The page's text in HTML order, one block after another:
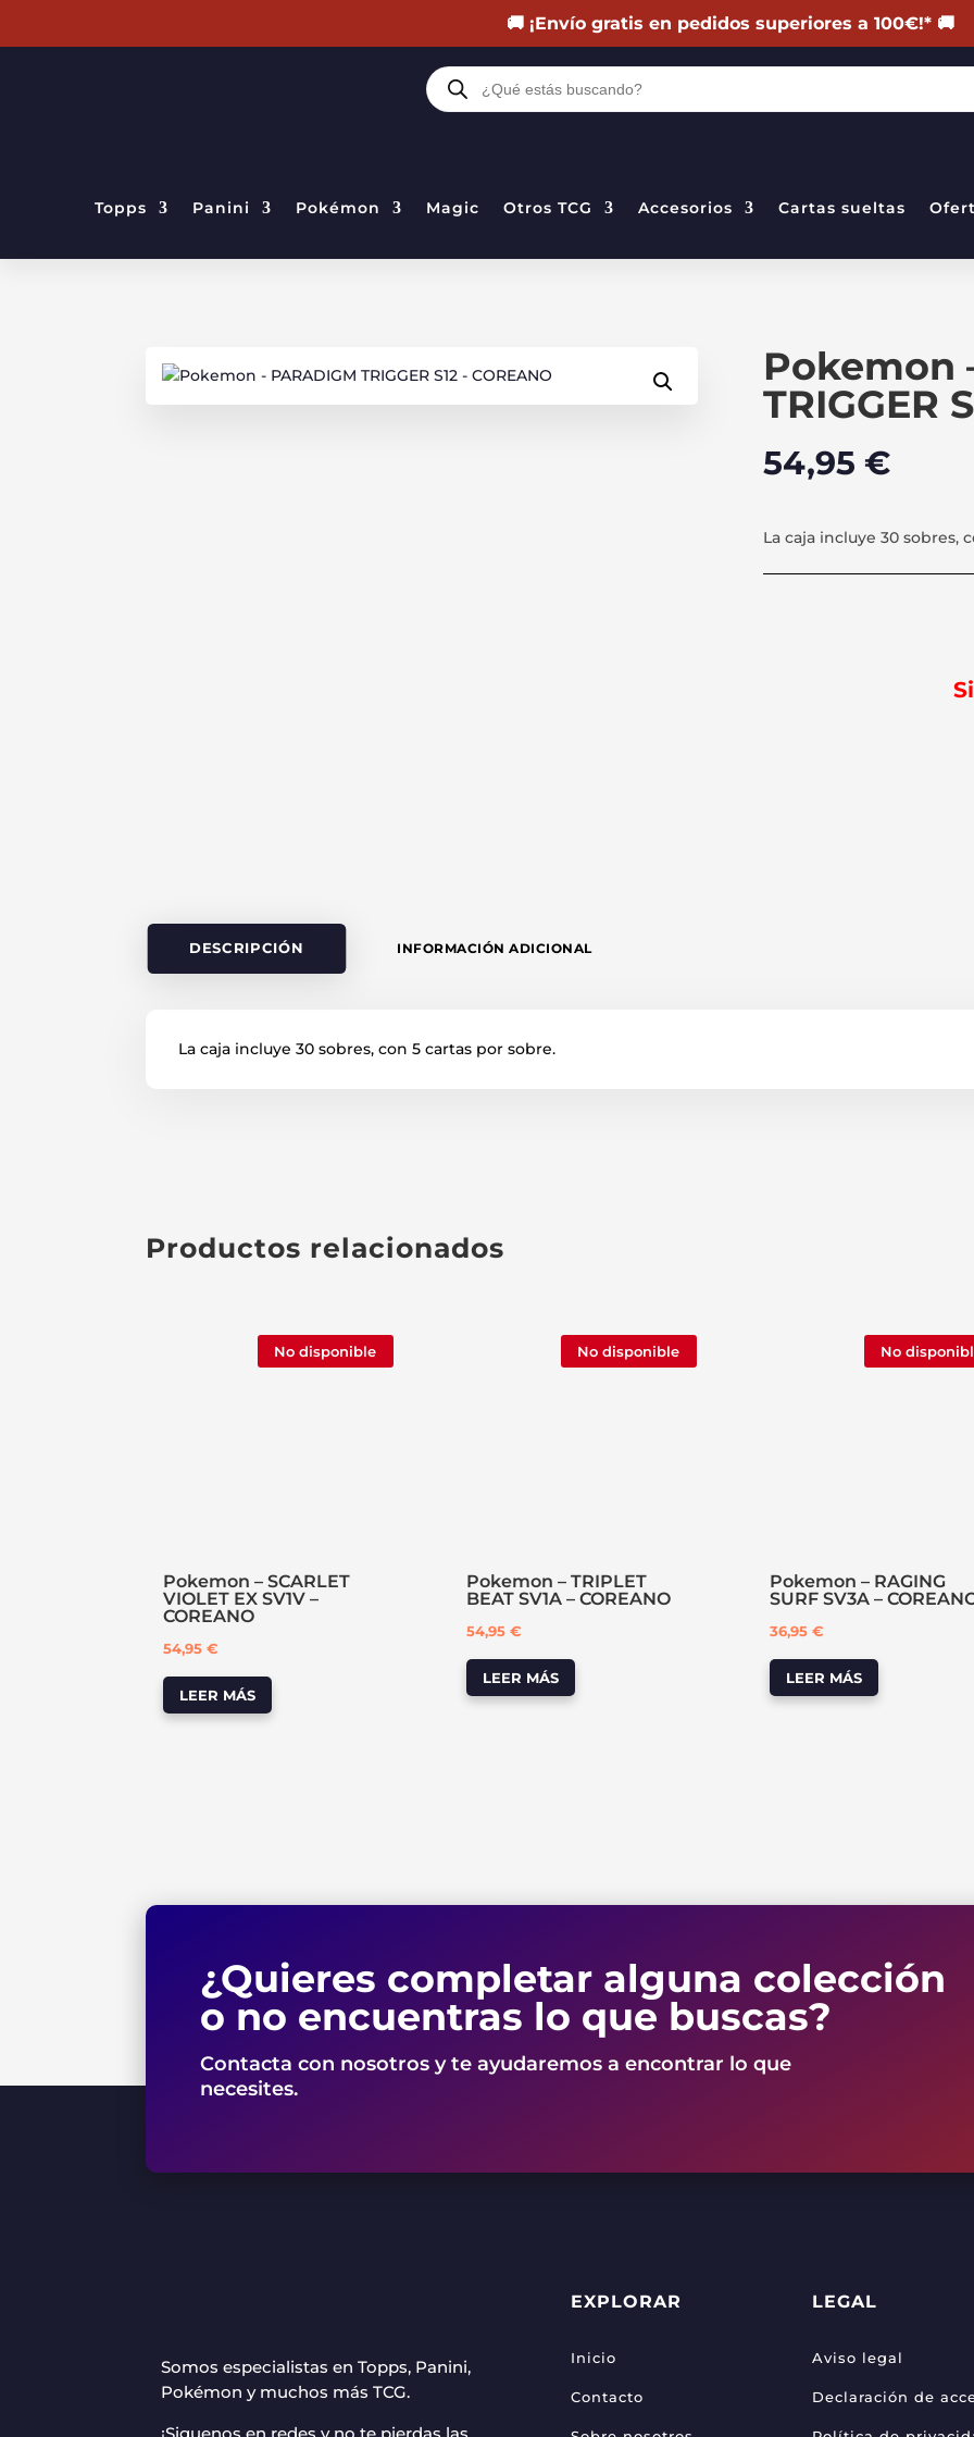
🚚 ¡Envío gratis en pedidos superiores a 100€!* 🚚
BÚSQUEDA
DE
PRODUCTOS
Topps Panini Pokémon Magic Otros TCG Accesorios Cartas sueltas
Pokemon
TRIGGER
54,95 €
La caja incluye 30 sobres,
DESCRIPCIÓN INFORMACIÓN ADICIONAL
La caja incluye 30 sobres, con 5 cartas por sobre.
Productos relacionados
Pokemon – SCARLET
VIOLET EX SV1V –
COREANO
54,95€
LEER MÁS
No disponible
Pokemon – TRIPLET
BEAT SV1A – COREANO
54,95€
LEER MÁS
No disponible
Pokemon – RAGING
SURF SV3A –
36,95€
LEER MÁS
No
¿Quieres completar alguna colección
o no encuentras lo que buscas?
Contacta con nosotros y te ayudaremos a encontrar lo que
necesites.
Somos especialistas en Topps, Panini,
Pokémon y muchos más TCG.
EXPLORAR
Inicio
Contacto
LEGAL
Aviso legal
Declaración de